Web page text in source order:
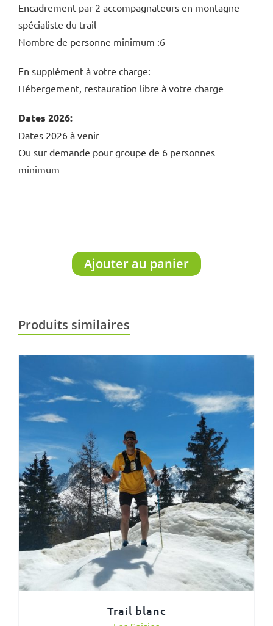
Encadrement par 2 accompagnateurs en montagne
spécialiste du trail
Nombre de personne minimum :6
En supplément à votre charge:
Hébergement, restauration libre à votre charge
Dates 2026:
Dates 2026 à venir
Ou sur demande pour groupe de 6 personnes
minimum
Ajouter au panier
Produits similaires
Trail blanc